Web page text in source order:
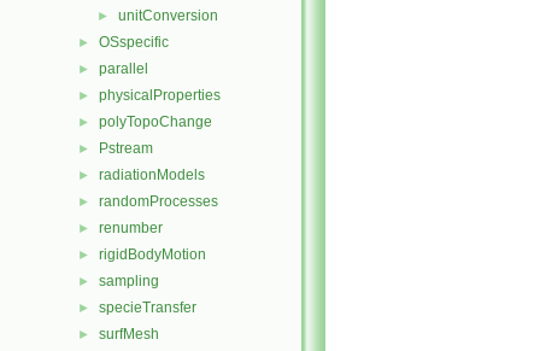
► unitConversion
► OSspecific
► parallel
► physicalProperties
► polyTopoChange
► Pstream
► radiationModels
► randomProcesses
► renumber
► rigidBodyMotion
► sampling
► specieTransfer
► surfMesh